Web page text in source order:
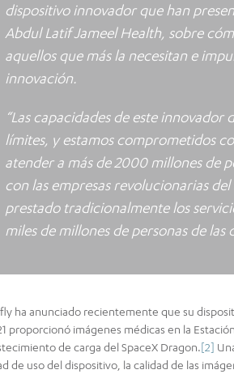
dispositivo innovador que han
Abdul Latif Jameel Health, sobre
aquellos que más la necesitan e
innovación.
“Las capacidades de este
límites, y estamos comprometidos
atender a más de 2000 millones de
con las empresas revolucionarias
prestado tradicionalmente los
miles de millones de personas de las
ha anunciado recientemente que su
proporcionó imágenes médicas en la
de carga del SpaceX Dragon.[2]
de uso del dispositivo, la calidad de las